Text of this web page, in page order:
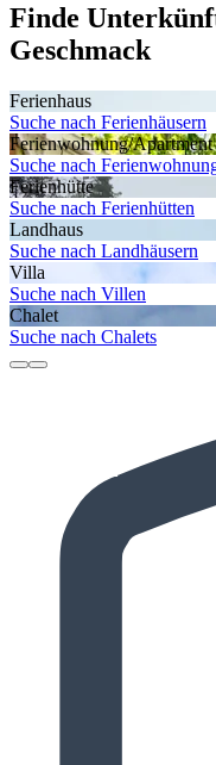
Finde
Geschmack
Ferienhaus
Suche nach Ferienhäusern
Ferienwohnung/Apartment
Suche nach
Ferienhütte
Suche nach Ferienhütten
Landhaus
Suche nach Landhäusern
Villa
Suche nach Villen
Chalet
Suche nach Chalets